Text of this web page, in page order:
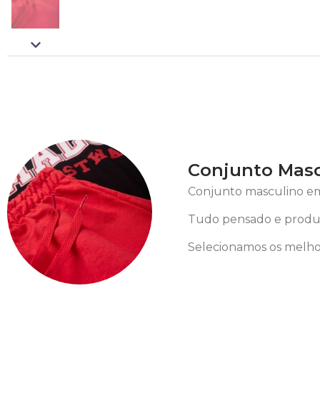
Conjunto
Conjunto masculino
Tudo pensado e
Selecionamos os